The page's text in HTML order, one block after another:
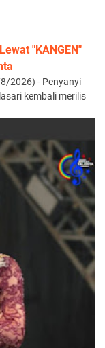
"KANGEN"
2026) - Penyanyi
kembali merilis